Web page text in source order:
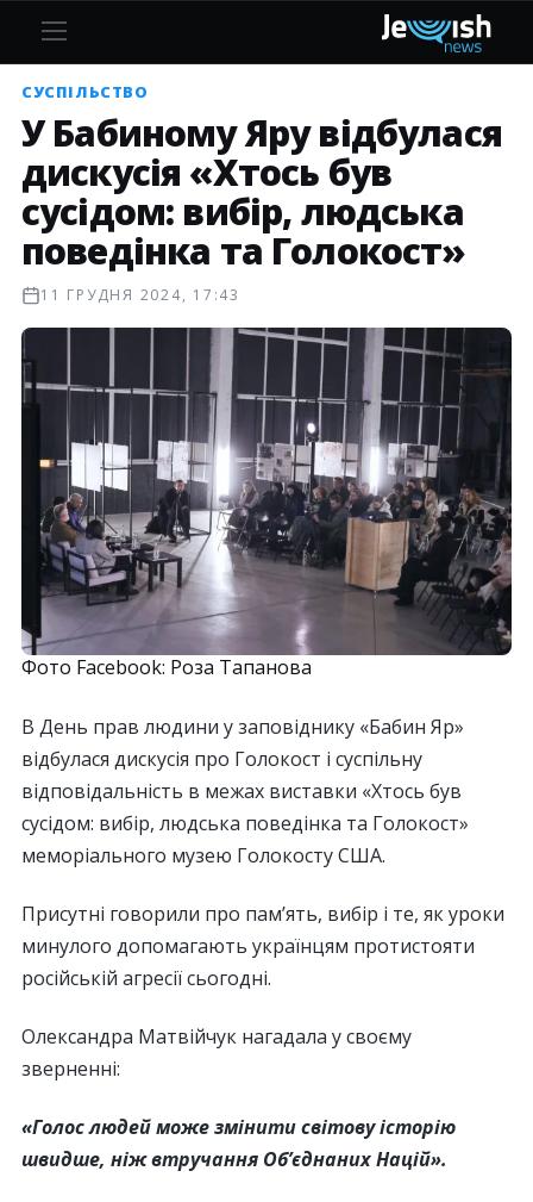
СУСПІЛЬСТВО
У Бабиному Яру відбулася
дискусія «Хтось був
сусідом: вибір, людська
поведінка та Голокост»
11 ГРУДНЯ 2024, 17:43
Фото Facebook: Роза Тапанова
В День прав людини у заповіднику «Бабин Яр»
відбулася дискусія про Голокост і суспільну
відповідальність в межах виставки «Хтось був
сусідом: вибір, людська поведінка та Голокост»
меморіального музею Голокосту США.
Присутні говорили про пам’ять, вибір і те, як уроки
минулого допомагають українцям протистояти
російській агресії сьогодні.
Олександра Матвійчук нагадала у своєму
зверненні:
«Голос людей може змінити світову історію
швидше, ніж втручання Об’єднаних Націй».